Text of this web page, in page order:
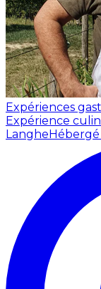
Expériences
Expérience
Langhe